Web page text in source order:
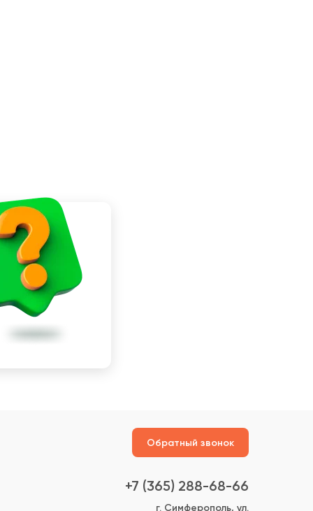
Обратный звонок
+7 (365) 288-68-66
г. Симферополь, ул.